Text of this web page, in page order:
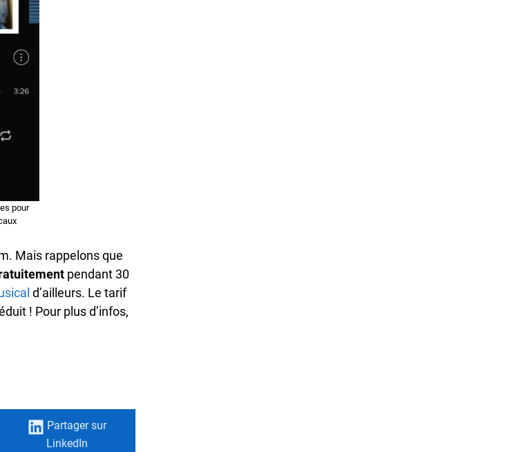
pour
Mais rappelons que
pendant 30
d’ailleurs. Le tarif
! Pour plus d’infos,
Partagersur
LinkedIn